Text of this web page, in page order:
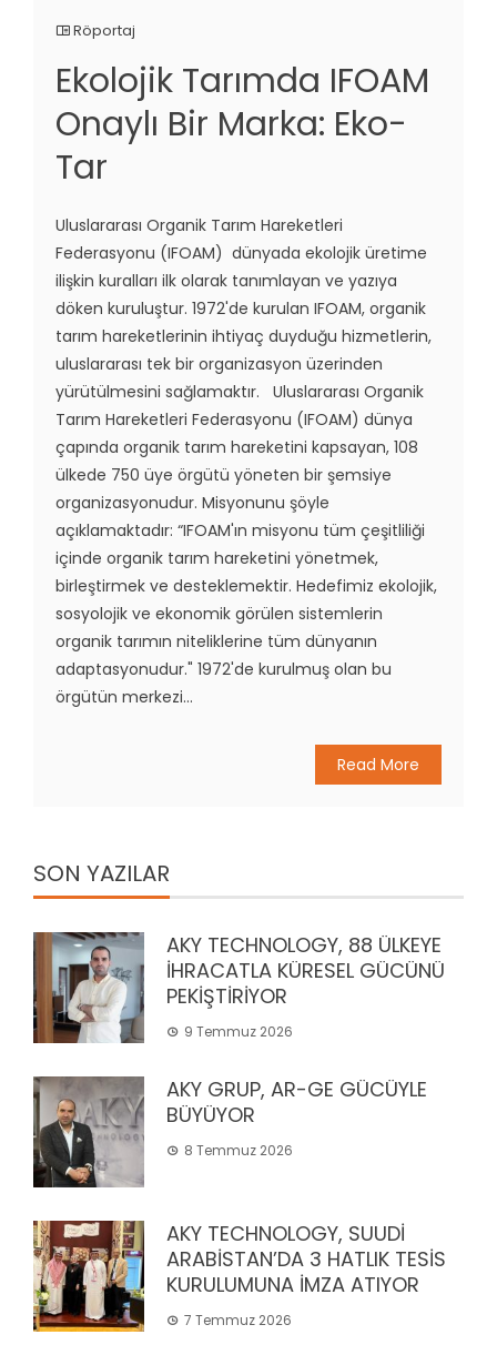
Röportaj
Ekolojik Tarımda IFOAM
Onaylı Bir Marka: Eko-
Tar
Uluslararası Organik Tarım Hareketleri
Federasyonu (IFOAM) dünyada ekolojik üretime
ilişkin kuralları ilk olarak tanımlayan ve yazıya
döken kuruluştur. 1972'de kurulan IFOAM, organik
tarım hareketlerinin ihtiyaç duyduğu hizmetlerin,
uluslararası tek bir organizasyon üzerinden
yürütülmesini sağlamaktır. Uluslararası Organik
Tarım Hareketleri Federasyonu (IFOAM) dünya
çapında organik tarım hareketini kapsayan, 108
ülkede 750 üye örgütü yöneten bir şemsiye
organizasyonudur. Misyonunu şöyle
açıklamaktadır: “IFOAM'ın misyonu tüm çeşitliliği
içinde organik tarım hareketini yönetmek,
birleştirmek ve desteklemektir. Hedefimiz ekolojik,
sosyolojik ve ekonomik görülen sistemlerin
organik tarımın niteliklerine tüm dünyanın
adaptasyonudur." 1972'de kurulmuş olan bu
örgütün merkezi...
Read More
SON YAZILAR
AKY TECHNOLOGY, 88 ÜLKEYE
İHRACATLA KÜRESEL GÜCÜNÜ
PEKİŞTİRİYOR
9 Temmuz 2026
AKY GRUP, AR-GE GÜCÜYLE
BÜYÜYOR
8 Temmuz 2026
AKY TECHNOLOGY, SUUDİ
ARABİSTAN’DA 3 HATLIK TESİS
KURULUMUNA İMZA ATIYOR
7 Temmuz 2026